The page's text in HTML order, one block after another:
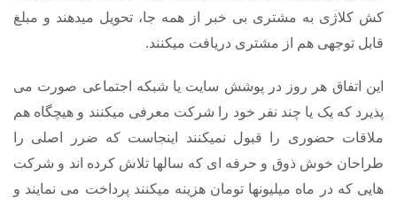
کش کلاژی به مشتری بی خبر از همه جا، تحویل میدهند و مبلغ
قابل توجهی هم از مشتری دریافت میکنند.
این اتفاق هر روز در پوشش سایت یا شبکه اجتماعی صورت می
پذیرد که یک یا چند نفر خود را شرکت معرفی میکنند و هیچگاه هم
ملاقات حضوری را قبول نمیکنند اینجاست که ضرر اصلی را
طراحان خوش ذوق و حرفه ای که سالها تلاش کرده اند و شرکت
هایی که در ماه میلیونها تومان هزینه میکنند پرداخت می نمایند و